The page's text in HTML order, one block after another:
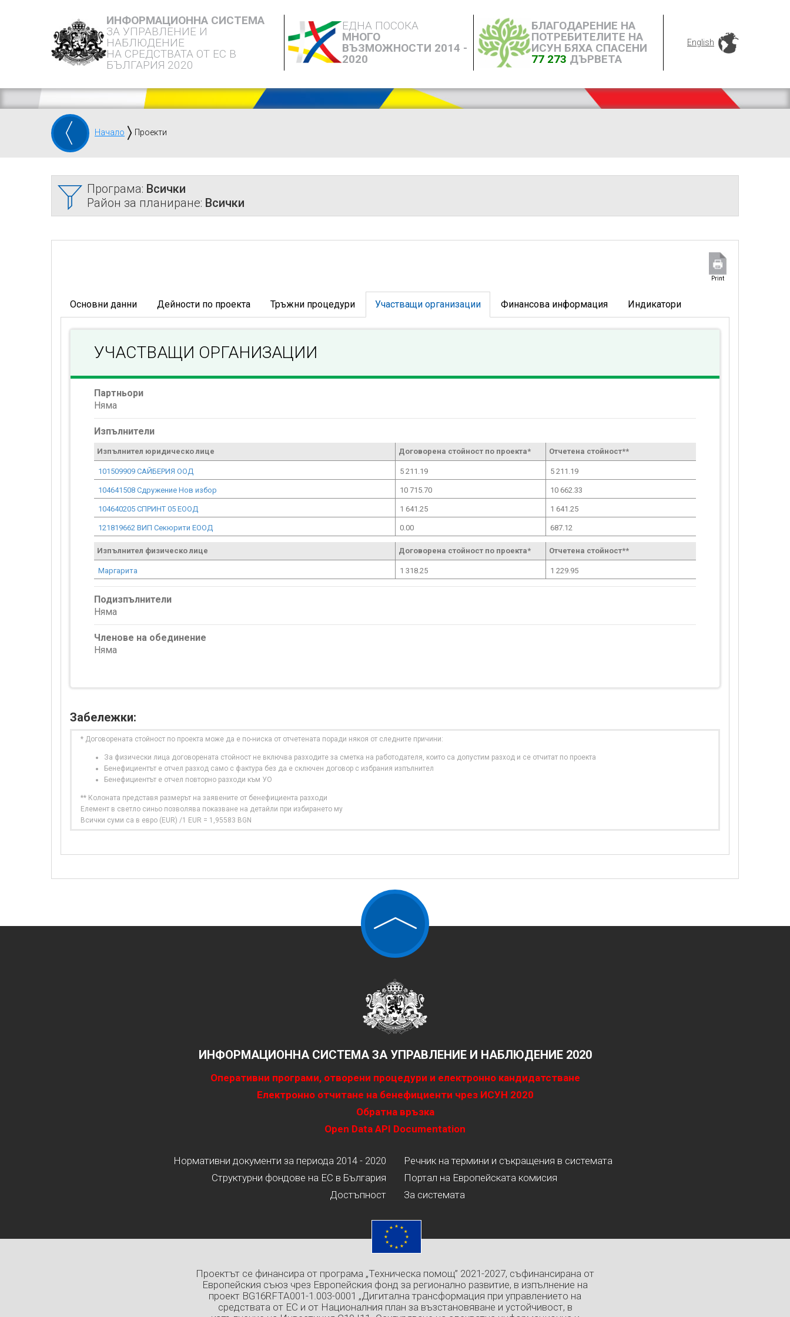
ИНФОРМАЦИОННА СИСТЕМА
ЗА УПРАВЛЕНИЕ И
НАБЛЮДЕНИЕ
НА СРЕДСТВАТА ОТ ЕС В
БЪЛГАРИЯ 2020
ЕДНА ПОСОКА
МНОГО
ВЪЗМОЖНОСТИ 2014 -
2020
БЛАГОДАРЕНИЕ НА
ПОТРЕБИТЕЛИТЕ НА
ИСУН БЯХА СПАСЕНИ
77 273 ДЪРВЕТА
English
Начало Проекти
Програма: Всички
Район за планиране: Всички
Print
Основни данни Дейности по проекта Тръжни процедури Участващи организации Финансова информация Индикатори
УЧАСТВАЩИ ОРГАНИЗАЦИИ
Партньори
Няма
Изпълнители
Изпълнител юридическо лице Договорена стойност по проекта* Отчетена стойност**
101509909 САЙБЕРИЯ ООД 5 211.19 5 211.19
104641508 Сдружение Нов избор 10 715.70 10 662.33
104640205 СПРИНТ 05 ЕООД 1 641.25 1 641.25
121819662 ВИП Секюрити ЕООД 0.00 687.12
Изпълнител физическо лице Договорена стойност по проекта* Отчетена стойност**
Маргарита 1 318.25 1 229.95
Подизпълнители
Няма
Членове на обединение
Няма
Забележки:
* Договорената стойност по проекта може да е по-ниска от отчетената поради някоя от следните причини:
За физически лица договорената стойност не включва разходите за сметка на работодателя, които са допустим разход и се отчитат по проекта
Бенефициентът е отчел разход само с фактура без да е сключен договор с избрания изпълнител
Бенефициентът е отчел повторно разходи към УО
** Колоната представя размерът на заявените от бенефициента разходи
Елемент в светло синьо позволява показване на детайли при избирането му
Всички суми са в евро (EUR) /1 EUR = 1,95583 BGN
ИНФОРМАЦИОННА СИСТЕМА ЗА УПРАВЛЕНИЕ И НАБЛЮДЕНИЕ 2020
Оперативни програми, отворени процедури и електронно кандидатстване
Електронно отчитане на бенефициенти чрез ИСУН 2020
Обратна връзка
Open Data API Documentation
Нормативни документи за периода 2014 - 2020
Структурни фондове на ЕС в България
Достъпност
Речник на термини и съкращения в системата
Портал на Европейската комисия
За системата
Проектът се финансира от програма „Техническа помощ” 2021-2027, съфинансирана от
Европейския съюз чрез Европейския фонд за регионално развитие, в изпълнение на
проект BG16RFTA001-1.003-0001 „Дигитална трансформация при управлението на
средствата от ЕС и от Националния план за възстановяване и устойчивост, в